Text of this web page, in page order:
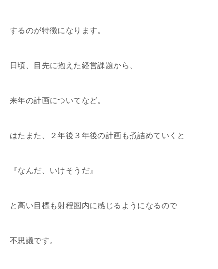
するのが特徴になります。
日頃、目先に抱えた経営課題から、
来年の計画についてなど。
はたまた、２年後３年後の計画も煮詰めていくと
『なんだ、いけそうだ』
と高い目標も射程圏内に感じるようになるので
不思議です。